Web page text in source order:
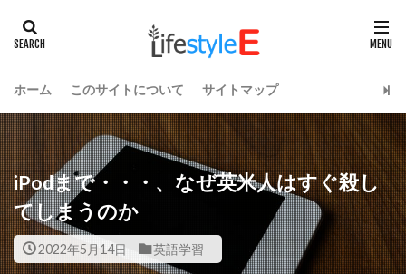
ホーム このサイトについて サイトマップ
iPodまで・・・、なぜ英米人はすぐ殺し
てしまうのか
2022年5月14日 英語学習